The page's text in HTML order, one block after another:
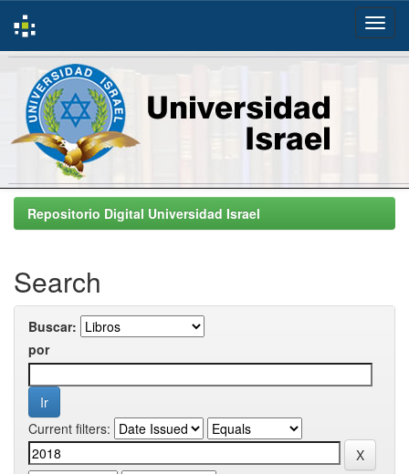
Skip
navigationRepositorio Digital Universidad Israel
Search
Buscar:
por
Current filters: